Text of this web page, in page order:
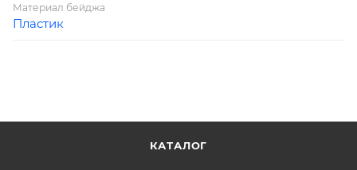
Материал бейджа
Пластик
КАТАЛОГ